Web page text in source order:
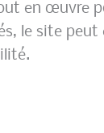
en œuvre
le site